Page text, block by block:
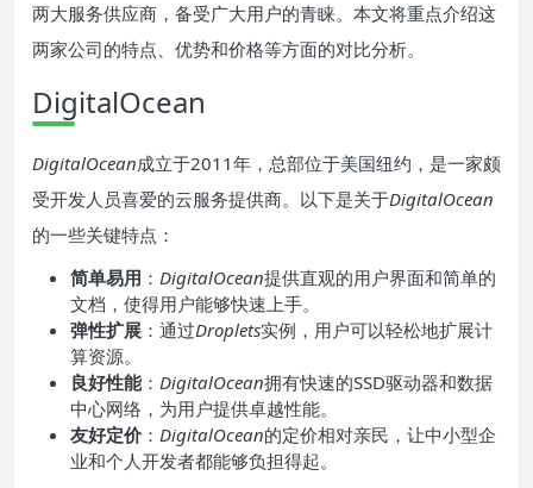
两大服务供应商，备受广大用户的青睐。本文将重点介绍这
两家公司的特点、优势和价格等方面的对比分析。
DigitalOcean
DigitalOcean成立于2011年，总部位于美国纽约，是一家颇
受开发人员喜爱的云服务提供商。以下是关于DigitalOcean
的一些关键特点：
简单易用 ： DigitalOcean提供直观的用户界面和简单的
文档，使得用户能够快速上手。
弹性扩展 ：通过Droplets实例，用户可以轻松地扩展计
算资源。
良好性能： DigitalOcean拥有快速的SSD驱动器和数据
中心网络，为用户提供卓越性能。
友好定价 ： DigitalOcean的定价相对亲民，让中小型企
业和个人开发者都能够负担得起。